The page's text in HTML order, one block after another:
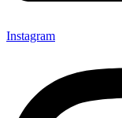
Instagram